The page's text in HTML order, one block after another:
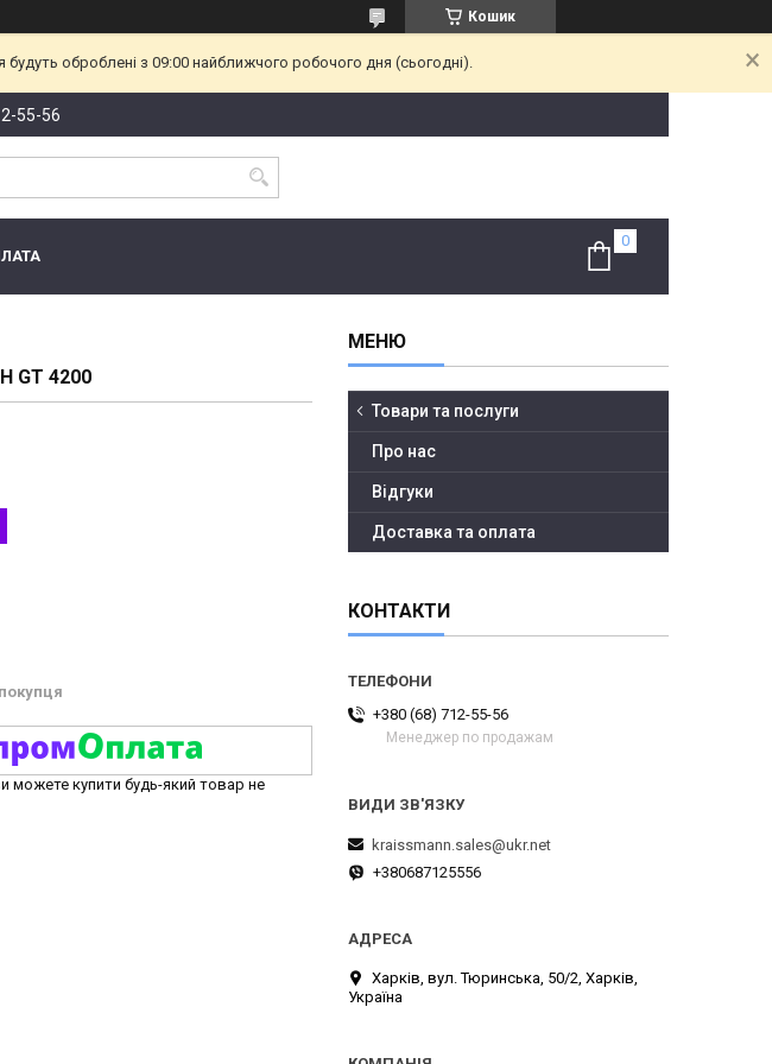
Кошик
оброблені з 09:00 найближчого робочого дня (сьогодні).
55-56
GT 4200
можете купити будь-який товар не
Товари та послуги
Про нас
Відгуки
Доставка та оплата
КОНТАКТИ
+380 (68) 712-55-56
Менеджер по продажам
kraissmann.sales@ukr.net
+380687125556
Харків, вул. Тюринська, 50/2, Харків,
Україна